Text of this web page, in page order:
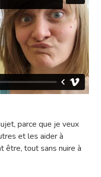
parce que je veux
et les aider à
être, tout sans nuire à